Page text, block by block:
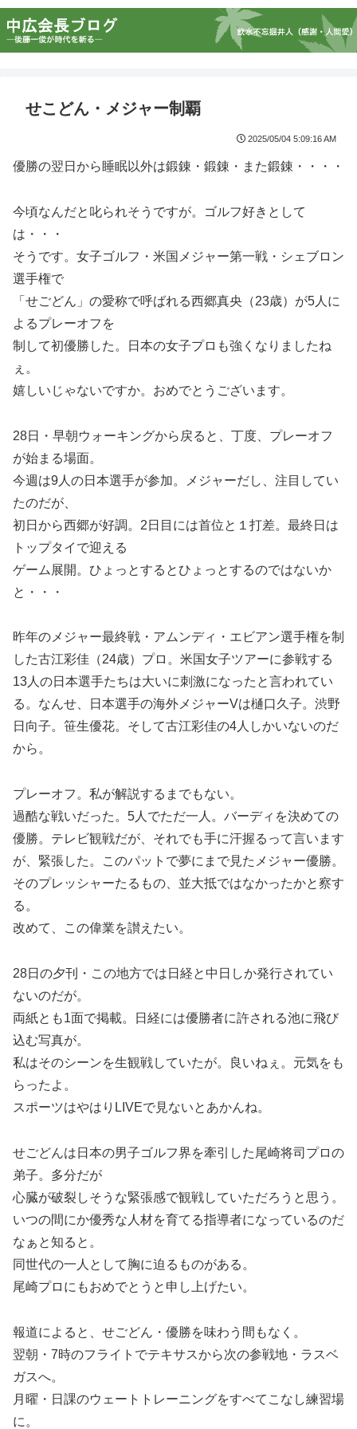
せこどん・メジャー制覇
2025/05/04 5:09:16 AM
優勝の翌日から睡眠以外は鍛錬・鍛錬・また鍛錬・・・・
今頃なんだと叱られそうですが。ゴルフ好きとして
は・・・
そうです。女子ゴルフ・米国メジャー第一戦・シェブロン
選手権で
「せごどん」の愛称で呼ばれる西郷真央（23歳）が5人に
よるプレーオフを
制して初優勝した。日本の女子プロも強くなりましたね
ぇ。
嬉しいじゃないですか。おめでとうございます。
28日・早朝ウォーキングから戻ると、丁度、プレーオフ
が始まる場面。
今週は9人の日本選手が参加。メジャーだし、注目してい
たのだが、
初日から西郷が好調。2日目には首位と１打差。最終日は
トップタイで迎える
ゲーム展開。ひょっとするとひょっとするのではないか
と・・・
昨年のメジャー最終戦・アムンディ・エビアン選手権を制
した古江彩佳（24歳）プロ。米国女子ツアーに参戦する
13人の日本選手たちは大いに刺激になったと言われてい
る。なんせ、日本選手の海外メジャーVは樋口久子。渋野
日向子。笹生優花。そして古江彩佳の4人しかいないのだ
から。
プレーオフ。私が解説するまでもない。
過酷な戦いだった。5人でただ一人。バーディを決めての
優勝。テレビ観戦だが、それでも手に汗握るって言います
が、緊張した。このパットで夢にまで見たメジャー優勝。
そのプレッシャーたるもの、並大抵ではなかったかと察す
る。
改めて、この偉業を讃えたい。
28日の夕刊・この地方では日経と中日しか発行されてい
ないのだが。
両紙とも1面で掲載。日経には優勝者に許される池に飛び
込む写真が。
私はそのシーンを生観戦していたが。良いねぇ。元気をも
らったよ。
スポーツはやはりLIVEで見ないとあかんね。
せごどんは日本の男子ゴルフ界を牽引した尾崎将司プロの
弟子。多分だが
心臓が破裂しそうな緊張感で観戦していただろうと思う。
いつの間にか優秀な人材を育てる指導者になっているのだ
なぁと知ると。
同世代の一人として胸に迫るものがある。
尾崎プロにもおめでとうと申し上げたい。
報道によると、せごどん・優勝を味わう間もなく。
翌朝・7時のフライトでテキサスから次の参戦地・ラスベ
ガスへ。
月曜・日課のウェートトレーニングをすべてこなし練習場
に。